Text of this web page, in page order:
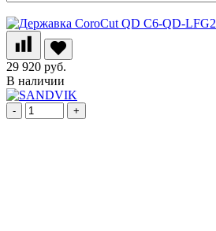
29 920 руб.
В наличии
- +